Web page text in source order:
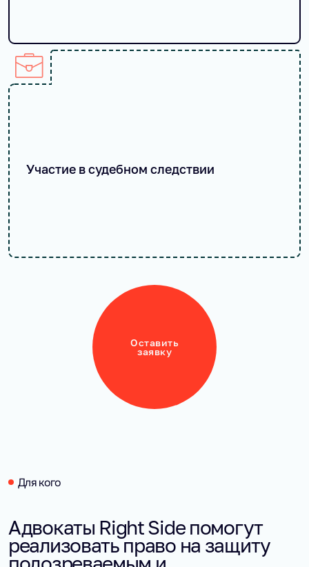
Участие в судебном следствии
Оставить
заявку
Для кого
Адвокаты Right Side помогут
реализовать право на защиту